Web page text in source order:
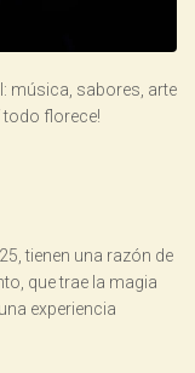
música, sabores, arte
todo florece!
tienen una razón de
que trae la magia
experiencia